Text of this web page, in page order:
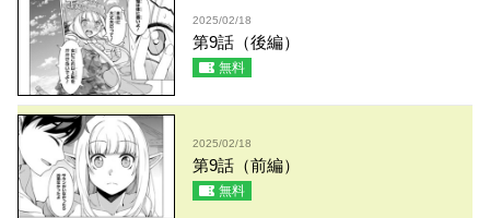
2025/02/18
第9話（後編）
無料
2025/02/18
第9話（前編）
無料